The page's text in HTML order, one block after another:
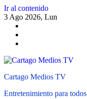
Ir al contenido
3 Ago 2026, Lun
Cartago Medios TV
Entretenimiento para todos